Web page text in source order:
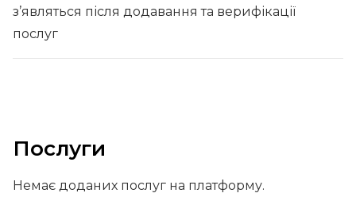
з’являться після додавання та верифікації
послуг
Послуги
Немає доданих послуг на платформу.